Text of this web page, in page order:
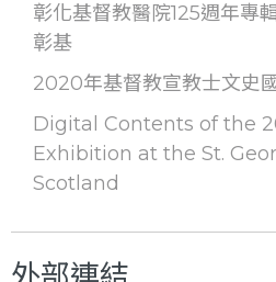
彰化基督教醫院125週年專
彰基
2020年基督教宣教士文史
Digital Contents of the
Exhibition at the St.
Scotland